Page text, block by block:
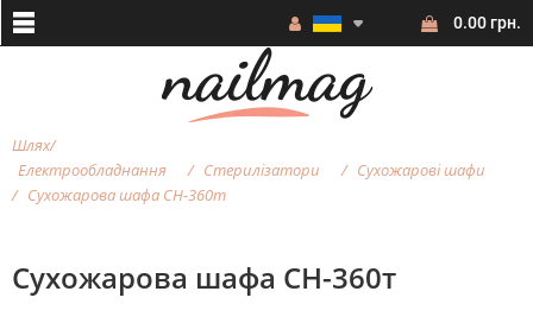
0.00 грн.
Шлях
Електрообладнання
Стерилізатори
Сухожарові шафи
Сухожарова шафа СН-360т
Сухожарова шафа СН-360т